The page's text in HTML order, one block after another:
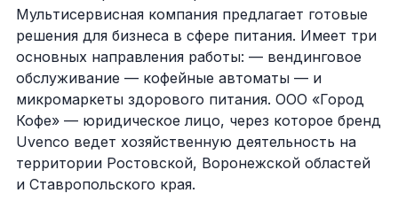
Мультисервисная компания предлагает готовые
решения для бизнеса в сфере питания. Имеет три
основных направления работы: — вендинговое
обслуживание — кофейные автоматы — и
микромаркеты здорового питания. ООО «Город
Кофе» — юридическое лицо, через которое бренд
Uvenco ведет хозяйственную деятельность на
территории Ростовской, Воронежской областей
и Ставропольского края.